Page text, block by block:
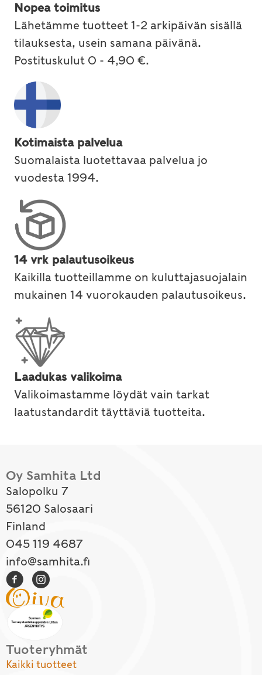
Nopea toimitus
Lähetämme tuotteet 1-2 arkipäivän sisällä
tilauksesta, usein samana päivänä.
Postituskulut 0 - 4,90 €.
Kotimaista palvelua
Suomalaista luotettavaa palvelua jo
vuodesta 1994.
14 vrk palautusoikeus
Kaikilla tuotteillamme on kuluttajasuojalain
mukainen 14 vuorokauden palautusoikeus.
Laadukas valikoima
Valikoimastamme löydät vain tarkat
laatustandardit täyttäviä tuotteita.
Oy Samhita Ltd
Salopolku 7
56120 Salosaari
Finland
045 119 4687
info@samhita.fi
Tuoteryhmät
Kaikki tuotteet